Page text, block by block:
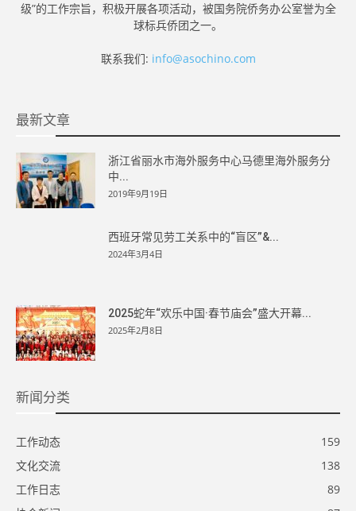
级”的工作宗旨，积极开展各项活动，被国务院侨务办公室誉为全
球标兵侨团之一。
联系我们: info@asochino.com
最新文章
浙江省丽水市海外服务中心马德里海外服务分
中...
2019年9月19日
西班牙常见劳工关系中的“盲区”&...
2024年3月4日
2025蛇年“欢乐中国·春节庙会”盛大开幕...
2025年2月8日
新闻分类
工作动态
159
文化交流
138
工作日志
89